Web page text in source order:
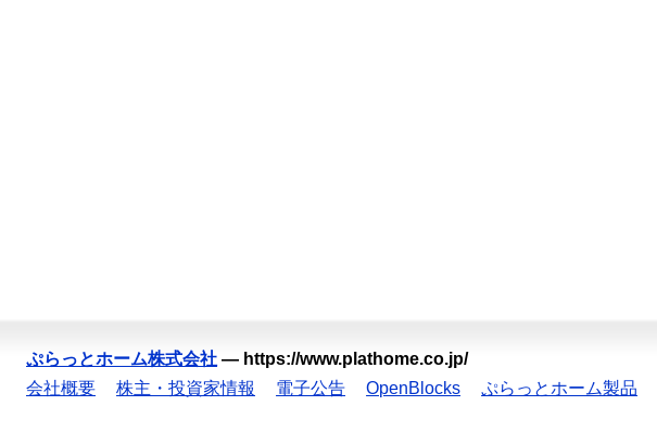
ぷらっとホーム株式会社 — https://www.plathome.co.jp/
会社概要
株主・投資家情報 電子公告 OpenBlocks ぷらっとホーム製品